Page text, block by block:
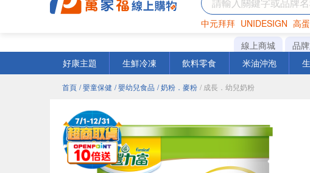
中元拜拜 UNIDESIGN 高
罐頭 咖啡 海苔
線上商城 品
好康主題
生鮮冷凍 飲料零食 米油沖泡
首頁 / 嬰童保健 / 嬰幼兒食品 / 奶粉．麥粉 / 成長．幼兒奶粉